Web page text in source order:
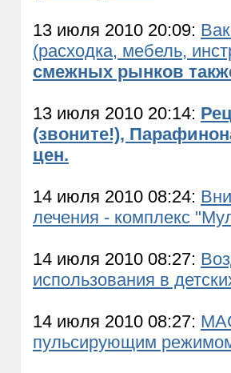
13 июля 2010 20:09:
(расходка, мебель,
смежных рынков
13 июля 2010 20:14:
(звоните!),
цен.
14 июля 2010 08:24:
лечения - комплекс
14 июля 2010 08:27:
использования в
14 июля 2010 08:27:
пульсирующим